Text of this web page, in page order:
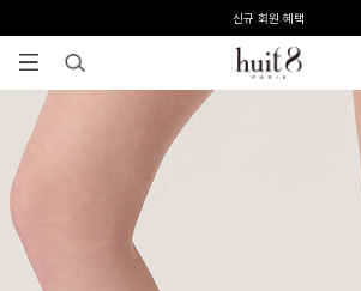
전 회원 무료배송 / 1회 사이즈 교환 무료